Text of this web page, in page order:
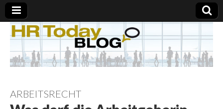
ARBEITSRECHT